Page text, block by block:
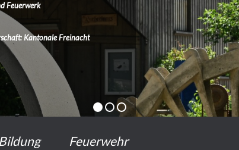
Feuerwerk
Kantonale Freinacht
Bildung Feuerwehr